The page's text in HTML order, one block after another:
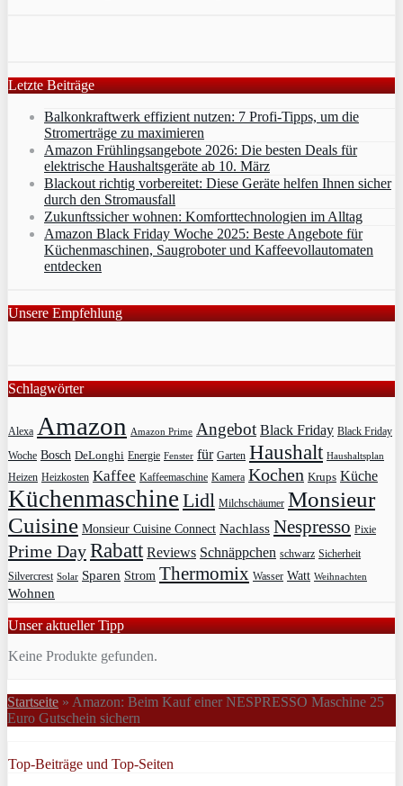
Letzte Beiträge
Balkonkraftwerk effizient nutzen: 7 Profi-Tipps, um die
Stromerträge zu maximieren
Amazon Frühlingsangebote 2026: Die besten Deals für
elektrische Haushaltsgeräte ab 10. März
Blackout richtig vorbereitet: Diese Geräte helfen Ihnen sicher
durch den Stromausfall
Zukunftssicher wohnen: Komforttechnologien im Alltag
Amazon Black Friday Woche 2025: Beste Angebote für
Küchenmaschinen, Saugroboter und Kaffeevollautomaten
entdecken
Unsere Empfehlung
Schlagwörter
Alexa Amazon Amazon Prime Angebot Black Friday Black Friday
Woche Bosch DeLonghi Energie Fenster für Garten Haushalt Haushaltsplan
Heizen Heizkosten Kaffee Kaffeemaschine Kamera Kochen Krups Küche
Küchenmaschine Lidl Milchschäumer Monsieur
Cuisine Monsieur Cuisine Connect Nachlass Nespresso Pixie
Prime DayRabatt Reviews Schnäppchen schwarz Sicherheit
Silvercrest Solar Sparen Strom Thermomix Wasser Watt Weihnachten
Wohnen
Unser aktueller Tipp
Keine Produkte gefunden.
Startseite » Amazon: Beim Kauf einer NESPRESSO Maschine 25
Euro Gutschein sichern
Top-Beiträge und Top-Seiten